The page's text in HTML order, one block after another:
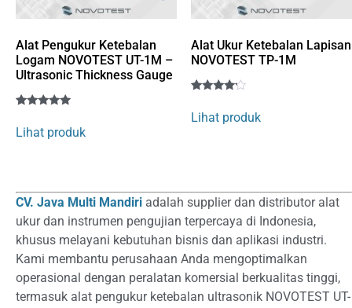
Alat Pengukur Ketebalan
Logam NOVOTEST UT-1M –
Ultrasonic Thickness Gauge
5
out of 5
Lihat produk
Alat Ukur Ketebalan Lapisan
NOVOTEST TP-1M
4
out of 5
Lihat produk
CV. Java Multi Mandiri adalah supplier dan distributor alat
ukur dan instrumen pengujian terpercaya di Indonesia,
khusus melayani kebutuhan bisnis dan aplikasi industri.
Kami membantu perusahaan Anda mengoptimalkan
operasional dengan peralatan komersial berkualitas tinggi,
termasuk alat pengukur ketebalan ultrasonik NOVOTEST UT-